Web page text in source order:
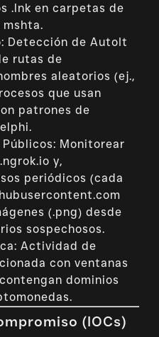
.lnk en carpetas de
mshta.
Detección de AutoIt
rutas de
aleatorios (ej.,
que usan
patrones de
Monitorear
y,
periódicos (cada
(.png) desde
sospechosos.
Actividad de
con ventanas
dominios
(IOCs)